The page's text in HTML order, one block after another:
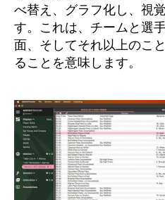
べ替え、グラフ化し、視
す。これは、チームと選
面、そしてそれ以上のこ
ることを意味します。